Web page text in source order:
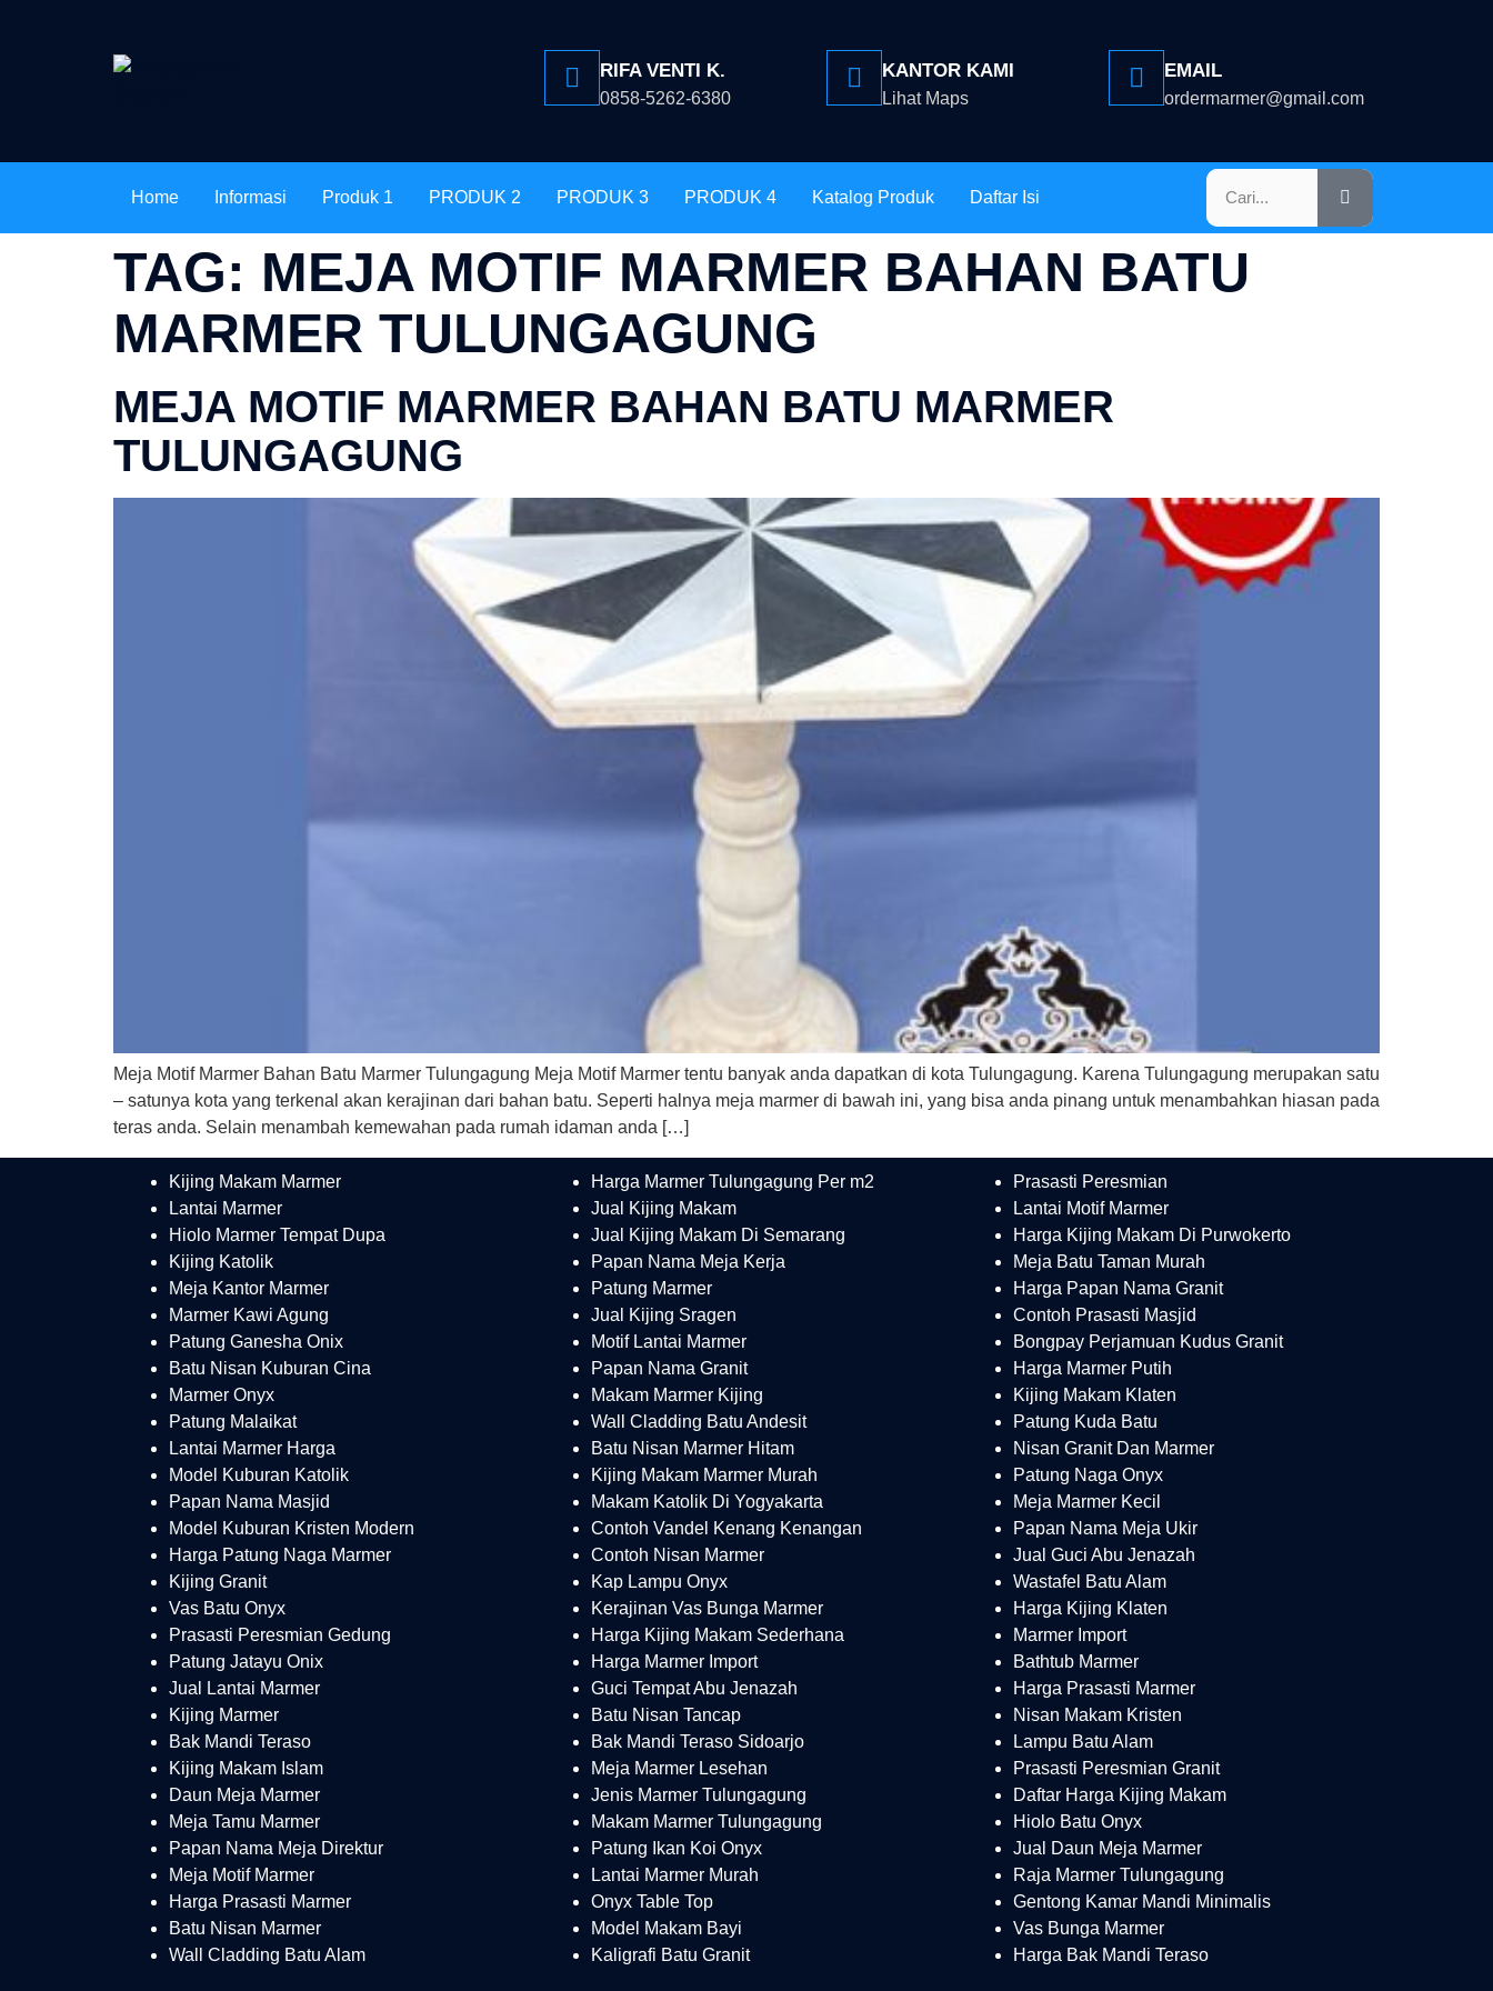
RIFA VENTI K.
0858-5262-6380
KANTOR KAMI
Lihat Maps
EMAIL
ordermarmer@gmail.com
Home Informasi Produk 1 PRODUK 2 PRODUK 3 PRODUK 4 Katalog Produk Daftar Isi
TAG: MEJA MOTIF MARMER BAHAN BATU
MARMER TULUNGAGUNG
MEJA MOTIF MARMER BAHAN BATU MARMER
TULUNGAGUNG
Meja Motif Marmer Bahan Batu Marmer Tulungagung Meja Motif Marmer tentu banyak anda dapatkan di kota Tulungagung. Karena Tulungagung merupakan satu
– satunya kota yang terkenal akan kerajinan dari bahan batu. Seperti halnya meja marmer di bawah ini, yang bisa anda pinang untuk menambahkan hiasan pada
teras anda. Selain menambah kemewahan pada rumah idaman anda […]
Kijing Makam Marmer
Lantai Marmer
Hiolo Marmer Tempat Dupa
Kijing Katolik
Meja Kantor Marmer
Marmer Kawi Agung
Patung Ganesha Onix
Batu Nisan Kuburan Cina
Marmer Onyx
Patung Malaikat
Lantai Marmer Harga
Model Kuburan Katolik
Papan Nama Masjid
Model Kuburan Kristen Modern
Harga Patung Naga Marmer
Kijing Granit
Vas Batu Onyx
Prasasti Peresmian Gedung
Patung Jatayu Onix
Jual Lantai Marmer
Kijing Marmer
Bak Mandi Teraso
Kijing Makam Islam
Daun Meja Marmer
Meja Tamu Marmer
Papan Nama Meja Direktur
Meja Motif Marmer
Harga Prasasti Marmer
Batu Nisan Marmer
Wall Cladding Batu Alam
Harga Marmer Tulungagung Per m2
Jual Kijing Makam
Jual Kijing Makam Di Semarang
Papan Nama Meja Kerja
Patung Marmer
Jual Kijing Sragen
Motif Lantai Marmer
Papan Nama Granit
Makam Marmer Kijing
Wall Cladding Batu Andesit
Batu Nisan Marmer Hitam
Kijing Makam Marmer Murah
Makam Katolik Di Yogyakarta
Contoh Vandel Kenang Kenangan
Contoh Nisan Marmer
Kap Lampu Onyx
Kerajinan Vas Bunga Marmer
Harga Kijing Makam Sederhana
Harga Marmer Import
Guci Tempat Abu Jenazah
Batu Nisan Tancap
Bak Mandi Teraso Sidoarjo
Meja Marmer Lesehan
Jenis Marmer Tulungagung
Makam Marmer Tulungagung
Patung Ikan Koi Onyx
Lantai Marmer Murah
Onyx Table Top
Model Makam Bayi
Kaligrafi Batu Granit
Prasasti Peresmian
Lantai Motif Marmer
Harga Kijing Makam Di Purwokerto
Meja Batu Taman Murah
Harga Papan Nama Granit
Contoh Prasasti Masjid
Bongpay Perjamuan Kudus Granit
Harga Marmer Putih
Kijing Makam Klaten
Patung Kuda Batu
Nisan Granit Dan Marmer
Patung Naga Onyx
Meja Marmer Kecil
Papan Nama Meja Ukir
Jual Guci Abu Jenazah
Wastafel Batu Alam
Harga Kijing Klaten
Marmer Import
Bathtub Marmer
Harga Prasasti Marmer
Nisan Makam Kristen
Lampu Batu Alam
Prasasti Peresmian Granit
Daftar Harga Kijing Makam
Hiolo Batu Onyx
Jual Daun Meja Marmer
Raja Marmer Tulungagung
Gentong Kamar Mandi Minimalis
Vas Bunga Marmer
Harga Bak Mandi Teraso